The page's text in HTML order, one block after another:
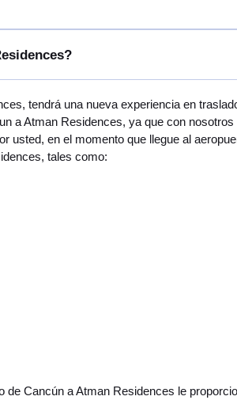
tendrá una nueva experiencia en
a Atman Residences, ya que con
usted, en el momento que llegue al
tales como:
Cancún a Atman Residences le